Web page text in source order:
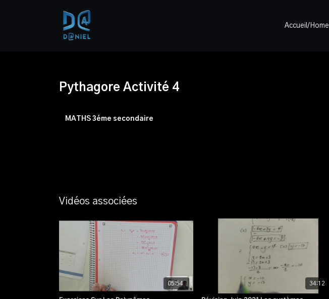
Accueil/Home
Pythagore Activité 4
MATHS 3éme secondaire
Vidéos associées
05:54 34:12